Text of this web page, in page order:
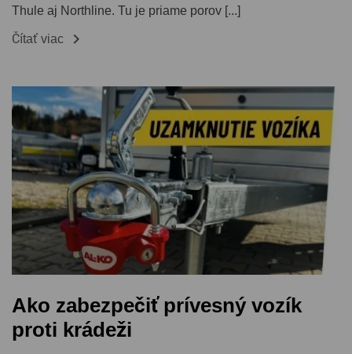
Thule aj Northline. Tu je priame porov [...]
Čítať viac 
Ako zabezpečiť prívesný vozík
proti krádeži